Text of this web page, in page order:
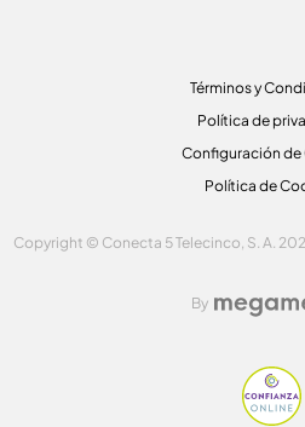
Términos y
Política de
Configuración de
Política de
Copyright © Conecta 5 Telecinco, S. A.
By